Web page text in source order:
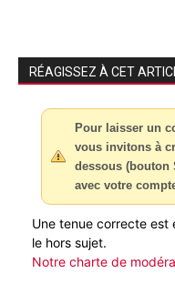
RÉAGISSEZ À CET
Pour laisser un
vous invitons à
dessous (bouton
avec votre
Une tenue correcte est
le hors sujet.
Notre charte de